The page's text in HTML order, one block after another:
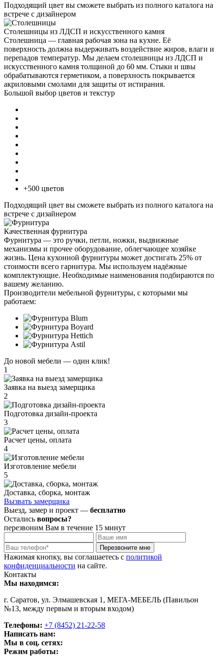
Подходящий цвет вы сможете выбрать из полного каталога на
встрече с дизайнером
Столешницы из ЛДСП и искусственного камня
Столешница — главная рабочая зона на кухне. Её
поверхность должна выдерживать воздействие жиров, влаги и
перепадов температур. Мы делаем столешницы из ЛДСП и
искусственного камня толщиной до 60 мм. Стыки и швы
обрабатываются герметиком, а поверхность покрывается
акриловыми смолами для защиты от истирания.
Большой выбор цветов и текстур
+500 цветов
Подходящий цвет вы сможете выбрать из полного каталога на
встрече с дизайнером
Качественная фурнитура
Фурнитура — это ручки, петли, ножки, выдвижные
механизмы и прочее оборудование, облегчающее хозяйке
жизнь. Цена кухонной фурнитуры может достигать 25% от
стоимости всего гарнитура. Мы используем надёжные
комплектующие. Необходимые наименования подбираются по
вашему желанию.
Производители мебельной фурнитуры, с которыми мы
работаем:
До новой мебели — один клик!
1
Заявка на выезд замерщика
2
Подготовка дизайн-проекта
3
Расчет цены, оплата
4
Изготовление мебели
5
Доставка, сборка, монтаж
Вызвать замерщика
Выезд, замер и проект — бесплатно
Остались вопросы?
перезвоним Вам в течение 15 минут
Нажимая кнопку, вы соглашаетесь с политикой
конфиденциальности на сайте.
Контакты
Мы находимся:
г. Саратов, ул. Элмашевская 1, МЕГА-МЕБЕЛЬ (Павильон
№13, между первым и вторым входом)
Телефоны: +7 (8452) 21-22-58
Написать нам:
Мы в соц. сетях:
Режим работы: